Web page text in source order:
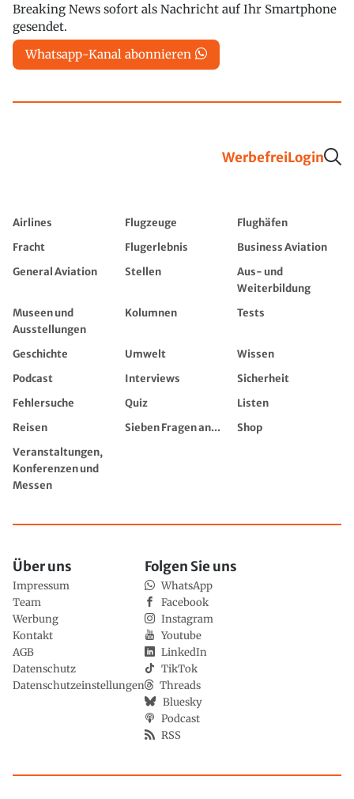
Breaking News sofort als Nachricht auf Ihr Smartphone
gesendet.
Whatsapp-Kanal abonnieren
WerbefreiLogin
Airlines Flugzeuge
Flughäfen
Fracht
Flugerlebnis
Business Aviation
General Aviation
Stellen
Aus- und
Weiterbildung
Museen und
Ausstellungen
Kolumnen Tests
Geschichte Umwelt
Wissen
Podcast
Interviews
Sicherheit
Fehlersuche
Quiz
Listen
Reisen
Sieben Fragen an...
Shop
Veranstaltungen,
Konferenzen und
Messen
Über uns
Impressum
Team
Werbung
Kontakt
AGB
Datenschutz
Datenschutzeinstellungen
Folgen Sie uns
WhatsApp
Facebook
Instagram
Youtube
LinkedIn
TikTok
Threads
Bluesky
Podcast
RSS